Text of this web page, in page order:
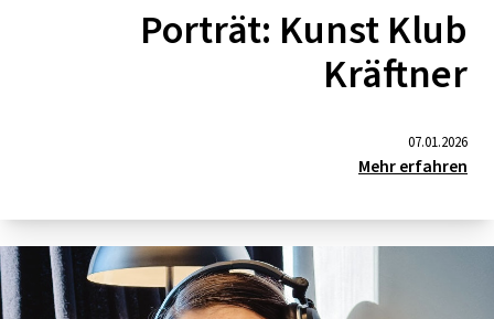
Porträt: Kunst Klub
Kräftner
07.01.2026
Mehr erfahren